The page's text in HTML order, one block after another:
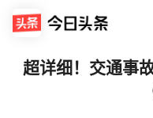
超详细！交通事